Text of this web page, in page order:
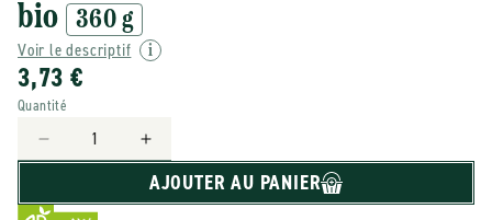
bio
360 g
Voir le descriptif
3,73 €
Quantité
Réduire
Augmenter
la
quantité
AJOUTER AU PANIER